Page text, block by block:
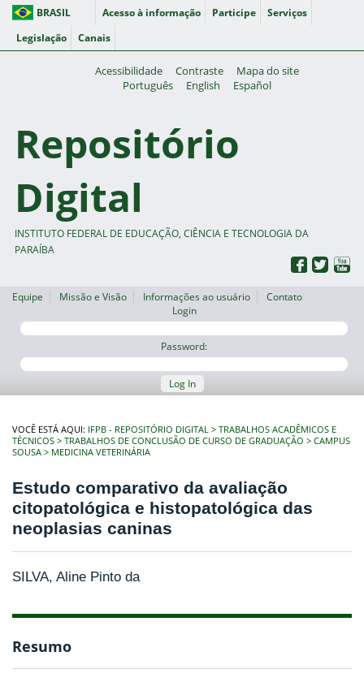
BRASIL Acesso à informação Participe
Serviços
Legislação
Canais
Acessibilidade Contraste
Mapa do site
Português
English Español
Repositório
Digital
INSTITUTO FEDERAL DE EDUCAÇÃO, CIÊNCIA E TECNOLOGIA DA
PARAÍBA
Equipe Missão e Visão Informações ao usuário
Contato
Login
Password:
Log In
VOCÊ ESTÁ AQUI: IFPB - REPOSITÓRIO DIGITAL
TRABALHOS ACADÊMICOS E
TÉCNICOS
TRABALHOS DE CONCLUSÃO DE CURSO DE GRADUAÇÃO
CAMPUS
SOUSA
MEDICINA VETERINÁRIA
Estudo comparativo da avaliação
citopatológica e histopatológica das
neoplasias caninas
SILVA, Aline Pinto da
Resumo